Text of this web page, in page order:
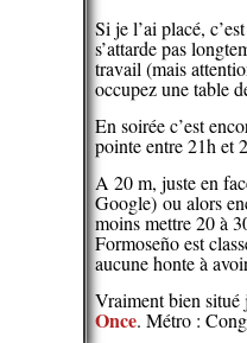
Si je l’ai placé,
s’attarde pas
travail (mais
occupez une table
En soirée c’est
pointe entre 21h et
A 20 m, juste en
Google) ou alors
moins mettre 20 à
Formoseño est
aucune honte à
Vraiment bien situé
Once. Métro :